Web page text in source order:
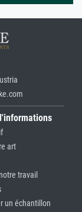
art
travail
un échantillon